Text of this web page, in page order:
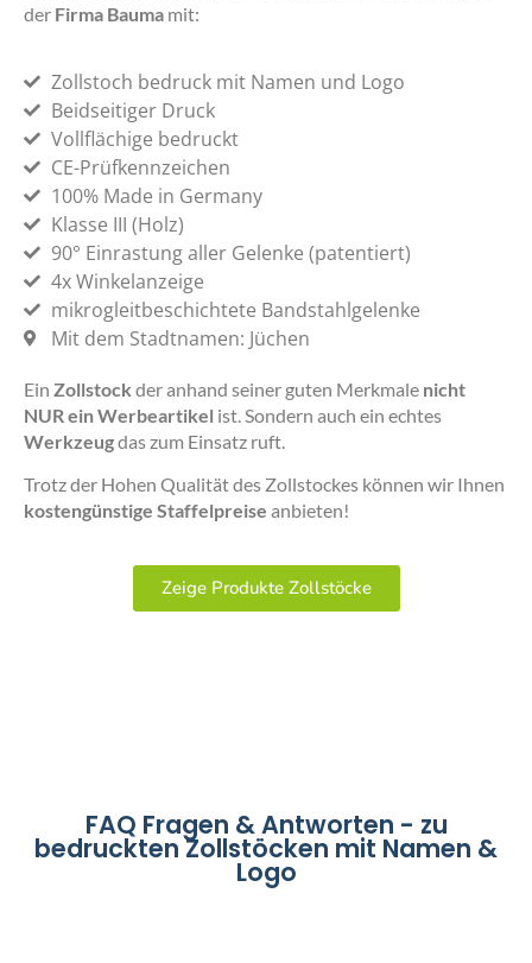
der Firma Bauma mit:
Zollstoch bedruck mit Namen und Logo
Beidseitiger Druck
Vollflächige bedruckt
CE-Prüfkennzeichen
100% Made in Germany
Klasse III (Holz)
90° Einrastung aller Gelenke (patentiert)
4x Winkelanzeige
mikrogleitbeschichtete Bandstahlgelenke
Mit dem Stadtnamen: Jüchen
Ein Zollstock der anhand seiner guten Merkmale nicht
NUR ein Werbeartikel ist. Sondern auch ein echtes
Werkzeugdas zum Einsatz ruft.
Trotz der Hohen Qualität des Zollstockes können wir Ihnen
kostengünstige Staffelpreise anbieten!
Zeige Produkte Zollstöcke
FAQ Fragen & Antworten - zu
bedruckten Zollstöcken mit Namen &
Logo